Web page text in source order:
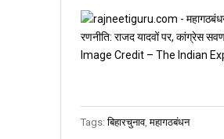
Tags:बिहारचुनाव,महागठबंधन